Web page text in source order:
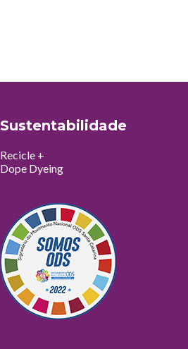
Sustentabilidade
Recicle +
Dope Dyeing